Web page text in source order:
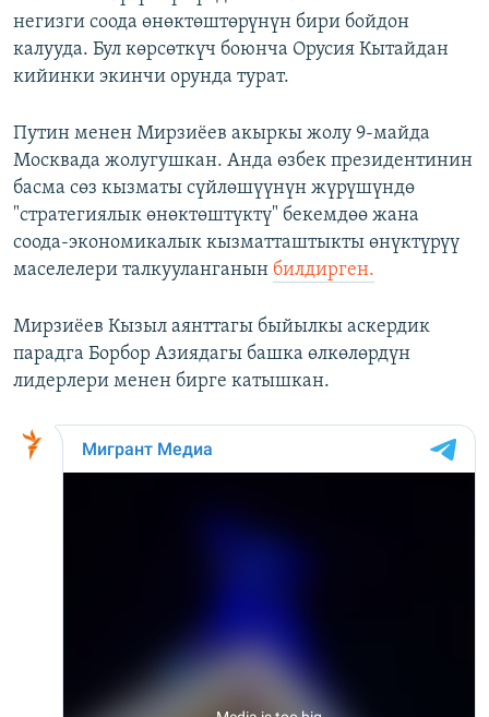
негизги соода өнөктөштөрүнүн бири бойдон
калууда. Бул көрсөткүч боюнча Орусия Кытайдан
кийинки экинчи орунда турат.
Путин менен Мирзиёев акыркы жолу 9-майда
Москвада жолугушкан. Анда өзбек президентинин
басма сөз кызматы сүйлөшүүнүн жүрүшүндө
"стратегиялык өнөктөштүктү" бекемдөө жана
соода-экономикалык кызматташтыкты өнүктүрүү
маселелери талкууланганын билдирген.
Мирзиёев Кызыл аянттагы быйылкы аскердик
парадга Борбор Азиядагы башка өлкөлөрдүн
лидерлери менен бирге катышкан.